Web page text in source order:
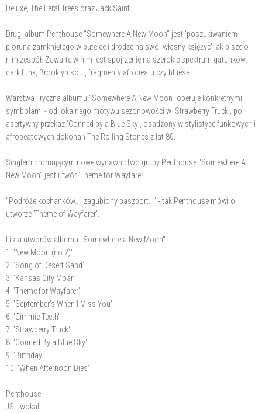
Deluxe, The Feral Trees oraz Jack Saint.
Drugi album Penthouse "Somewhere A New Moon" jest 'poszukiwaniem
pioruna zamkniętego w butelce i drodze na swój własny księżyc' jak pisze o
nim zespół. Zawarte w nim jest spojrzenie na szerokie spektrum gatunków:
dark funk, Brooklyn soul, fragmenty afrobeatu czy bluesa.
Warstwa liryczna albumu "Somewhere A New Moon" operuje konkretnymi
symbolami - od lokalnego motywu sezonowości w 'Strawberry Truck', po
asertywny przekaz 'Conned by a Blue Sky', osadzony w stylistyce funkowych i
afrobeatowych dokonań The Rolling Stones z lat 80.
Singlem promującym nowe wydawnictwo grupy Penthouse "Somewhere A
New Moon" jest utwór 'Theme for Wayfarer'.
"Podróże kochanków.. i zagubiony paszport..." - tak Penthouse mówi o
utworze 'Theme of Wayfarer'.
Lista utworów albumu "Somewhere a New Moon"
1. 'New Moon (no.2)'
2. 'Song of Desert Sand'
3. 'Kansas City Moan'
4. 'Theme for Wayfarer'
5. 'September's When I Miss You'
6. 'Gimmie Teeth'
7. 'Strawberry Truck'
8. 'Conned By a Blue Sky'
9. 'Birthday'
10. 'When Afternoon Dies'
Penthouse:
JS - wokal